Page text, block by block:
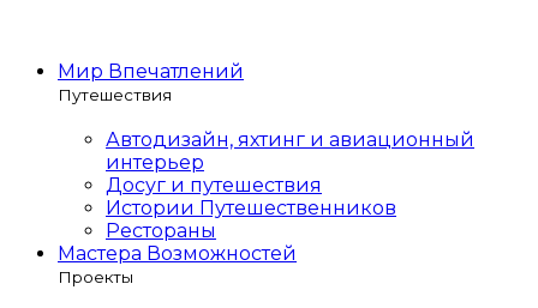
Мир Впечатлений
Путешествия
Автодизайн, яхтинг и авиационный
интерьер
Досуг и путешествия
Истории Путешественников
Рестораны
Мастера Возможностей
Проекты